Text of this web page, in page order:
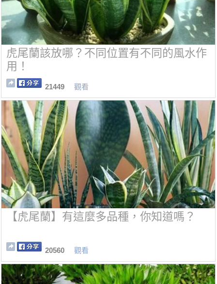
虎尾蘭該放哪？不同位置有不同的風水作
用！
21449 觀看
【虎尾蘭】有這麼多品種，你知道嗎？
20560 觀看